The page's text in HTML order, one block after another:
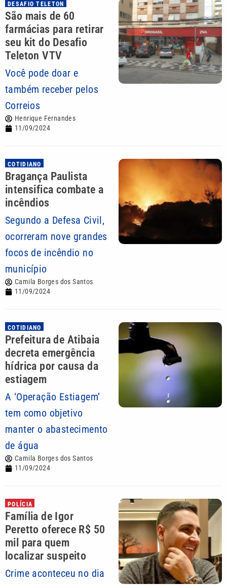
DESAFIO TELETON
São mais de 60
farmácias para retirar
seu kit do Desafio
Teleton VTV
Você pode doar e
também receber pelos
Correios
Henrique Fernandes
11/09/2024
COTIDIANO
Bragança Paulista
intensifica combate a
incêndios
Segundo a Defesa Civil,
ocorreram nove grandes
focos de incêndio no
município
Camila Borges dos Santos
11/09/2024
COTIDIANO
Prefeitura de Atibaia
decreta emergência
hídrica por causa da
estiagem
A ‘Operação Estiagem’
tem como objetivo
manter o abastecimento
de água
Camila Borges dos Santos
11/09/2024
POLÍCIA
Família de Igor
Peretto oferece R$ 50
mil para quem
localizar suspeito
Crime aconteceu no dia